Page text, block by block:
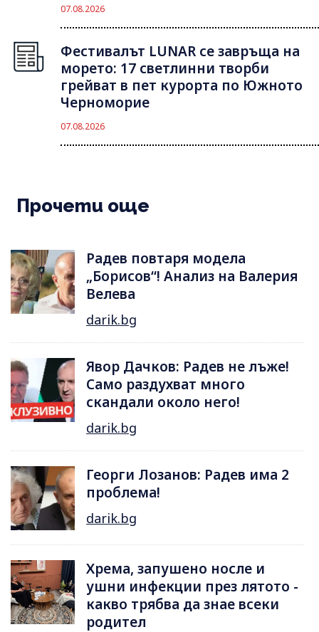
07.08.2026
Фестивалът LUNAR се завръща на
морето: 17 светлинни творби
грейват в пет курорта по Южното
Черноморие
07.08.2026
Прочети още
Радев повтаря модела
„Борисов“! Анализ на Валерия
Велева
darik.bg
Явор Дачков: Радев не лъже!
Само раздухват много
скандали около него!
darik.bg
Георги Лозанов: Радев има 2
проблема!
darik.bg
Хрема, запушено носле и
ушни инфекции през лятотo -
какво трябва да знае всеки
родител